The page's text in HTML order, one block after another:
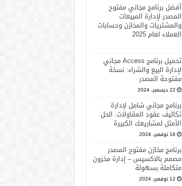
أفضل برنامج مجاني مفتوح
المصدر لإدارة المبيعات
والمشتريات والمخازن وحسابات
العملاء لعام 2025
تحميل برنامج Access مجاني
لإدارة البيع والشراء: نسخة
مفتوحة المصدر
22 ديسمبر، 2024
برنامج مجاني شامل لإدارة
تكاليف عقود المقاولات: الحل
الأمثل لمشاريعك الكبيرة
16 نوفمبر، 2024
برنامج مخازن مفتوح المصدر
مصمم بالاكسيس – إدارة مخزون
متكاملة بسهولة
12 نوفمبر، 2024